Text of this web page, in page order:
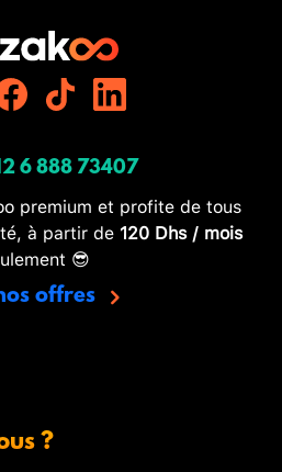
6 888 73407
premium et profite de tous
à partir de 120 Dhs / mois
😎
offres
?